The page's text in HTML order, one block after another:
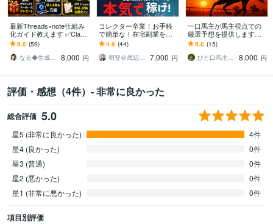
最新Threads×note仕組み
化ガイド教えます ✅Claud
eCodeで超効率化|エージ
ェント一式プレゼント
5.0 (59)
なる◆生成AI活用サポート
8,000 円
コレクター卒業！お手軽
で簡単な！在宅副業を教
えます ⚠️最新版‼️経験ゼロ
でもできる新世代の手法
【超入門編】
4.9 (44)
明登＠底辺ホストから成り上がり 相互希望
7,000 円
一口馬主が馬主視点での
厳選予想を提供します
【月額プラン】とにかく
勝ちにこだわった厳選予
想
5.0 (15)
ひと口馬主の隠れ家
8,000 円
評価・感想（4件）- 非常に良かった
総合評価 5.0
星5 (非常に良かった)
4件
星4 (良かった)
0件
星3 (普通)
0件
星2 (悪かった)
0件
星1 (非常に悪かった)
0件
項目別評価